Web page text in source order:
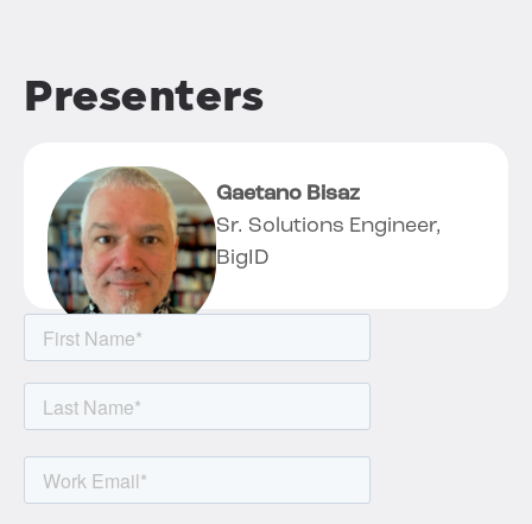
Presenters
Gaetano Bisaz
Sr. Solutions Engineer,
BigID